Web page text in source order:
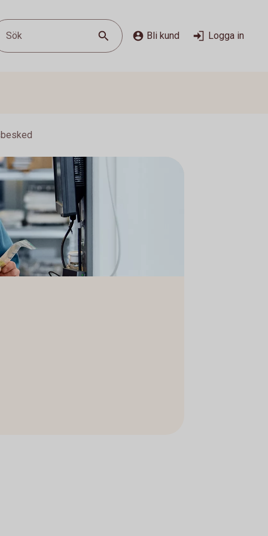
Sök Bli kund Logga in